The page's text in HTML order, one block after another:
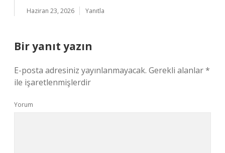
Haziran 23, 2026 Yanıtla
Bir yanıt yazın
E-posta adresiniz yayınlanmayacak. Gerekli alanlar*
ile işaretlenmişlerdir
Yorum